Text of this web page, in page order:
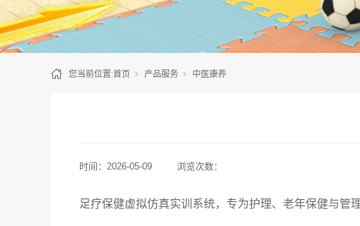
您当前位置:首页 产品服务 中医康养
时间： 2026-05-09 浏览次数：
足疗保健虚拟仿真实训系统，专为护理、老年保健与管